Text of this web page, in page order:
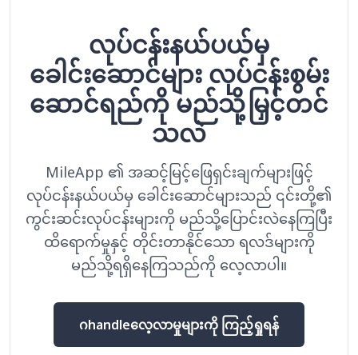
လုပ်ငန်းနယ်ပယ်မှ
ခေါင်းဆောင်များ လုပ်ငန်းစွမ်း
ဆောင်ရည်ကို မည်သို့မြှင့်တင်
သလဲ
MileApp ၏ အဆင့်မြင့်ဖြေရှင်းချက်များဖြင့်
လုပ်ငန်းနယ်ပယ်မှ ခေါင်းဆောင်များသည် ၎င်းတို့၏
ကွင်းဆင်းလုပ်ငန်းများကို မည်သို့ပြောင်းလဲနေကြပြီး
ထိရောက်မှုနှင့် တိုင်းတာနိုင်သော ရလဒ်များကို
မည်သို့ရရှိနေကြသည်ကို လေ့လာပါ။
ဂhandleလေ့လာမှုများကို ကြည့်ရှုရန်